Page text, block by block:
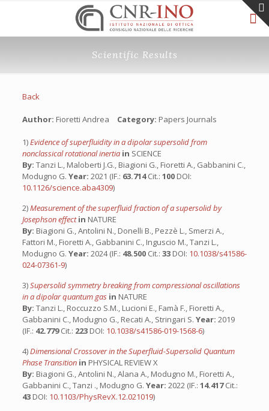
Scientific Results
Back
Author: Fioretti Andrea Category: Papers Journals
1)Evidence of superfluidity in a dipolar supersolid from
nonclassical rotational inertia in SCIENCE
By: Tanzi L., Maloberti J.G., Biagioni G., Fioretti A., Gabbanini C.,
Modugno G. Year: 2021 (IF.: 63.714Cit.: 100 DOI:
10.1126/science.aba4309)
2)Measurement of the superfluid fraction of a supersolid by
Josephson effectin NATURE
By: Biagioni G., Antolini N., Donelli B., Pezzè L., Smerzi A.,
Fattori M., Fioretti A., Gabbanini C., Inguscio M., Tanzi L.,
Modugno G. Year: 2024 (IF.: 48.500 Cit.: 33 DOI: 10.1038/s41586-
024-07361-9)
3)Supersolid symmetry breaking from compressional oscillations
in a dipolar quantum gas in NATURE
By: Tanzi L., Roccuzzo S.M., Lucioni E., Famà F., Fioretti A.,
Gabbanini C., Modugno G., Recati A., Stringari S. Year: 2019
(IF.: 42.779Cit.: 223 DOI: 10.1038/s41586-019-1568-6)
4)Dimensional Crossover in the Superfluid-Supersolid Quantum
Phase Transition in PHYSICAL REVIEW X
By: Biagioni G., Antolini N., Alana A., Modugno M., Fioretti A.,
Gabbanini C., Tanzi ., Modugno G. Year: 2022 (IF.: 14.417Cit.:
43 DOI: 10.1103/PhysRevX.12.021019)